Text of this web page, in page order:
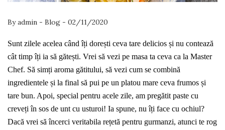
Byadmin - Blog - 02/11/2020
Sunt zilele acelea când îți dorești ceva tare delicios și nu contează
cât timp îți ia să gătești. Vrei să vezi pe masa ta ceva ca la Master
Chef. Să simți aroma gătitului, să vezi cum se combină
ingredientele și la final să pui pe un platou mare ceva frumos și
tare bun. Apoi, special pentru acele zile, am pregătit paste cu
creveți în sos de unt cu usturoi! Ia spune, nu îți face cu ochiul?
Dacă vrei să încerci veritabila rețetă pentru gurmanzi, atunci te rog